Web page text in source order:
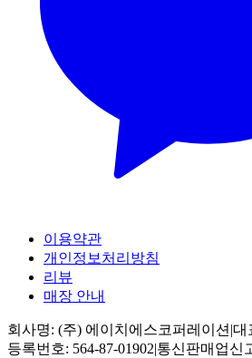
이용약관
개인정보처리방침
리뷰
매장 안내
회사명: (주) 에이치에스코퍼레이션 |대
등록번호: 564-87-01902|통신판매업신